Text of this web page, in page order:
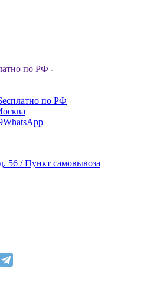
по РФ
по РФ
WhatsApp
56 / Пункт самовывоза